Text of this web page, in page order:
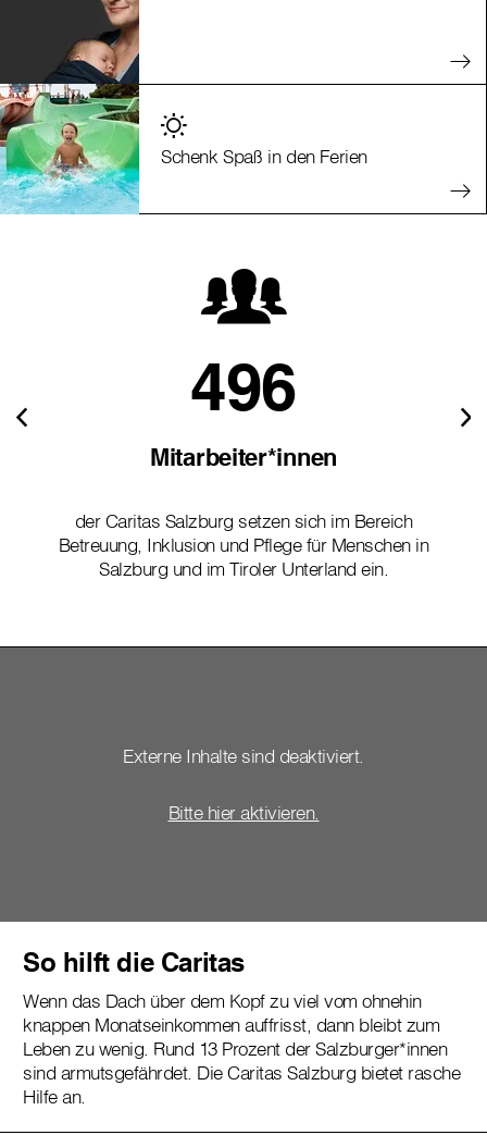
Schenk Spaß in den Ferien
496
Mitarbeiter*innen
der Caritas Salzburg setzen sich im Bereich
Betreuung, Inklusion und Pflege für Menschen in
Salzburg und im Tiroler Unterland ein.
Externe Inhalte sind deaktiviert.
Bitte hier aktivieren.
So hilft die Caritas
Wenn das Dach über dem Kopf zu viel vom ohnehin
knappen Monatseinkommen auffrisst, dann bleibt zum
Leben zu wenig. Rund 13 Prozent der Salzburger*innen
sind armutsgefährdet. Die Caritas Salzburg bietet rasche
Hilfe an.